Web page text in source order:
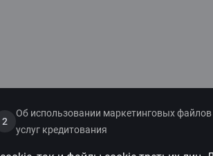
2
Об использовании маркетинговых файлов
услуг кредитования